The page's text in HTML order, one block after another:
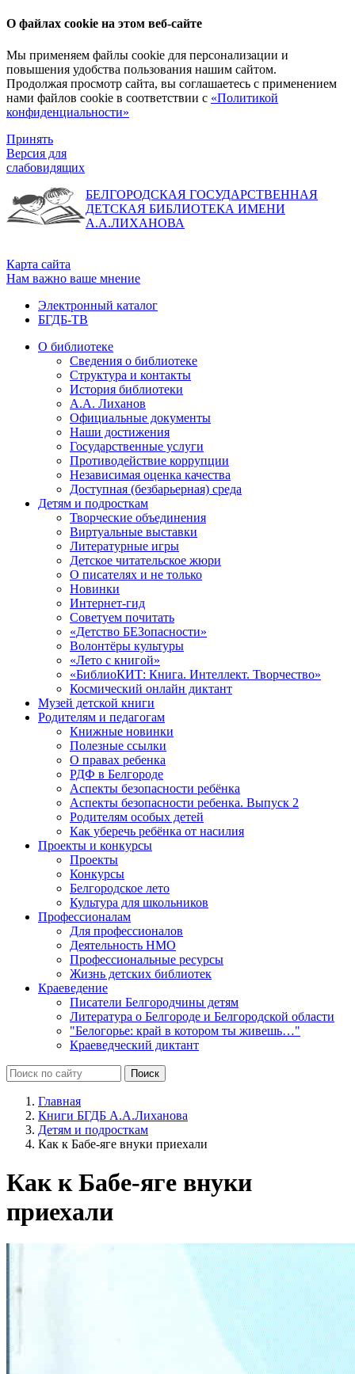
О файлах cookie на этом веб-сайте
Мы применяем файлы cookie для персонализации и
повышения удобства пользования нашим сайтом.
Продолжая просмотр сайта, вы соглашаетесь с применением
нами файлов cookie в соответствии с «Политикой
конфиденциальности»
Принять
Версия для
слабовидящих
БЕЛГОРОДСКАЯ ГОСУДАРСТВЕННАЯ
ДЕТСКАЯ БИБЛИОТЕКА ИМЕНИ
А.А.ЛИХАНОВА
Карта сайта
Нам важно ваше мнение
Электронный каталог
БГДБ-ТВ
О библиотеке
Сведения о библиотеке
Структура и контакты
История библиотеки
А.А. Лиханов
Официальные документы
Наши достижения
Государственные услуги
Противодействие коррупции
Независимая оценка качества
Доступная (безбарьерная) среда
Детям и подросткам
Творческие объединения
Виртуальные выставки
Литературные игры
Детское читательское жюри
О писателях и не только
Новинки
Интернет-гид
Советуем почитать
«Детство БЕЗопасности»
Волонтёры культуры
«Лето с книгой»
«БиблиоКИТ: Книга. Интеллект. Творчество»
Космический онлайн диктант
Музей детской книги
Родителям и педагогам
Книжные новинки
Полезные ссылки
О правах ребенка
РДФ в Белгороде
Аспекты безопасности ребёнка
Аспекты безопасности ребенка. Выпуск 2
Родителям особых детей
Как уберечь ребёнка от насилия
Проекты и конкурсы
Проекты
Конкурсы
Белгородское лето
Культура для школьников
Профессионалам
Для профессионалов
Деятельность НМО
Профессиональные ресурсы
Жизнь детских библиотек
Краеведение
Писатели Белгородчины детям
Литература о Белгороде и Белгородской области
"Белогорье: край в котором ты живешь…"
Краеведческий диктант
Главная
Книги БГДБ А.А.Лиханова
Детям и подросткам
Как к Бабе-яге внуки приехали
Как к Бабе-яге внуки
приехали